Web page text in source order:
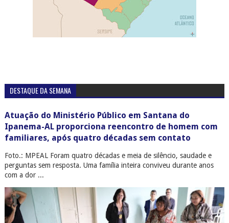
DESTAQUE DA SEMANA
Atuação do Ministério Público em Santana do
Ipanema-AL proporciona reencontro de homem com
familiares, após quatro décadas sem contato
Foto.: MPEAL Foram quatro décadas e meia de silêncio, saudade e
perguntas sem resposta. Uma família inteira conviveu durante anos
com a dor ...